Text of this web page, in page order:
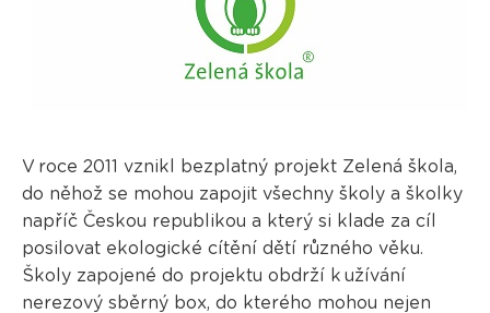
V roce 2011 vznikl bezplatný projekt Zelená škola,
do něhož se mohou zapojit všechny školy a školky
napříč Českou republikou a který si klade za cíl
posilovat ekologické cítění dětí různého věku.
Školy zapojené do projektu obdrží k užívání
nerezový sběrný box, do kterého mohou nejen